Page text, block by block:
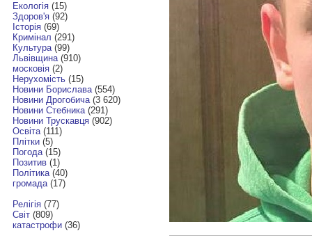
Екологія(15)
Здоров'я(92)
Історія(69)
Кримінал (291)
Культура(99)
Львівщина(910)
московія(2)
Нерухомість(15)
Новини Борислава(554)
Новини Дрогобича(3 620)
Новини Стебника(291)
Новини Трускавця(902)
Освіта(111)
Плітки(5)
Погода(15)
Позитив(1)
Політика(40)
громада(17)
Релігія(77)
Світ(809)
катастрофи(36)